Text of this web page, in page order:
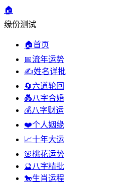
🏠
缘份测试
🏠首页
📅流年运势
✍️姓名详批
🔄六道轮回
💑八字合婚
💰八字财运
❤️个人姻缘
📈十年大运
🌸桃花运势
🔮 八字精批
🐎生肖运程